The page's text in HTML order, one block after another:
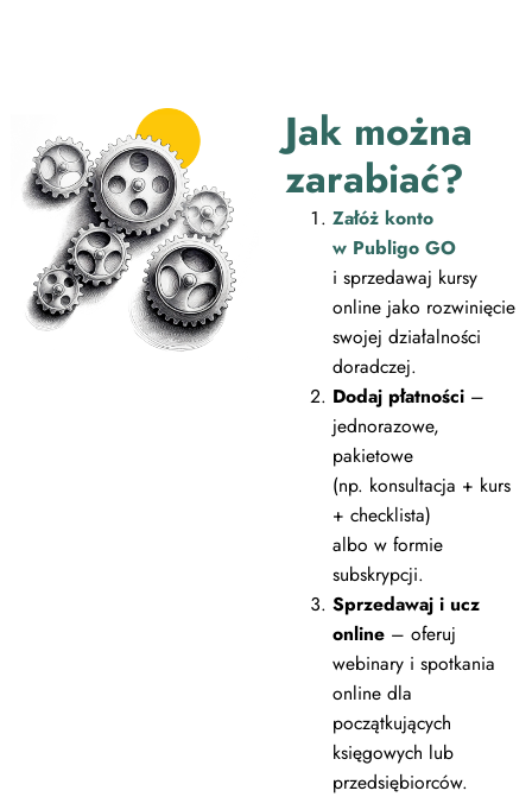
Jak można
zarabiać?
Załóż konto
w Publigo GO
i sprzedawaj kursy
online jako rozwinięcie
swojej działalności
doradczej.
Dodaj płatności–
jednorazowe,
pakietowe
(np. konsultacja + kurs
+ checklista)
albo w formie
subskrypcji.
Sprzedawaj i ucz
online– oferuj
webinary i spotkania
online dla
początkujących
księgowych lub
przedsiębiorców.